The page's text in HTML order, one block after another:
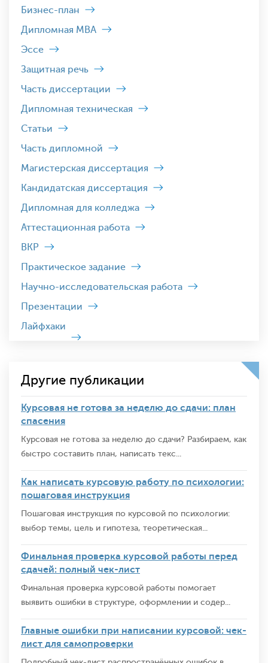
Бизнес-план
Дипломная MBA
Эссе
Защитная речь
Часть диссертации
Дипломная техническая
Статьи
Часть дипломной
Магистерская диссертация
Кандидатская диссертация
Дипломная для колледжа
Аттестационная работа
ВКР
Практическое задание
Научно-исследовательская работа
Презентации
Лайфхаки
Другие публикации
Курсовая не готова за неделю до сдачи: план
спасения
Курсовая не готова за неделю до сдачи? Разбираем, как
быстро составить план, написать текс...
Как написать курсовую работу по психологии:
пошаговая инструкция
Пошаговая инструкция по курсовой по психологии:
выбор темы, цель и гипотеза, теоретическая...
Финальная проверка курсовой работы перед
сдачей: полный чек-лист
Финальная проверка курсовой работы помогает
выявить ошибки в структуре, оформлении и содер...
Главные ошибки при написании курсовой: чек-
лист для самопроверки